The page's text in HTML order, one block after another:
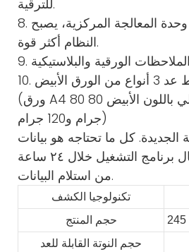
للترقية.
8. مع مجموعتين من وحدة المعالجة المركزية، يصبح
النظام أكثر قوة.
10. معايرة سهلة، فقط عد 3 أنواع من الورق الأبيض
(ورق A4 80 جرام، ورق مطلي باللون الأبيض 80
جرام و120 جرام)
الجديدة. كل ما تحتاجه هو بيانات
العميل، ويمكن إكمال برنامج التشغيل خلال ٢٤ ساعة
من استلام البيانات.
تكنولوجيا الكشف
حجم المنتج 245
حجم النوتة القابلة للعد